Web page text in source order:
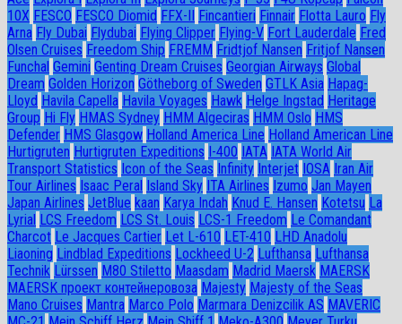
10X FESCO FESCO Diomid FFX-II Fincantieri Finnair Flotta Lauro Fly
Arna Fly Dubai Flydubai Flying Clipper Flying-V Fort Lauderdale Fred
Olsen Cruises Freedom Ship FREMM Fridtjof Nansen Fritjof Nansen
Funchal Gemini Genting Dream Cruises Georgian Airways Global
Dream Golden Horizon Götheborg of Sweden GTLK Asia Hapag-
Lloyd Havila Capella Havila Voyages Hawk Helge Ingstad Heritage
Group Hi Fly HMAS Sydney HMM Algeciras HMM Oslo HMS
Defender HMS Glasgow Holland America Line Holland American Line
Hurtigruten Hurtigruten Expeditions I-400 IATA IATA World Air
Transport Statistics Icon of the Seas Infinity Interjet IOSA Iran Air
Tour Airlines Isaac Peral Island Sky ITA Airlines Izumo Jan Mayen
Japan Airlines JetBlue kaan Karya Indah Knud E. Hansen Kotetsu La
Lyrial LCS Freedom LCS St. Louis LCS-1 Freedom Le Comandant
Charcot Le Jacques Cartier Let L-610 LET-410 LHD Anadolu
Liaoning Lindblad Expeditions Lockheed U-2 Lufthansa Lufthansa
Technik Lürssen M80 Stiletto Maasdam Madrid Maersk MAERSK
MAERSK проект контейнеровоза Majesty Majesty of the Seas
Mano Cruises Mantra Marco Polo Marmara Denizcilik AS MAVERIC